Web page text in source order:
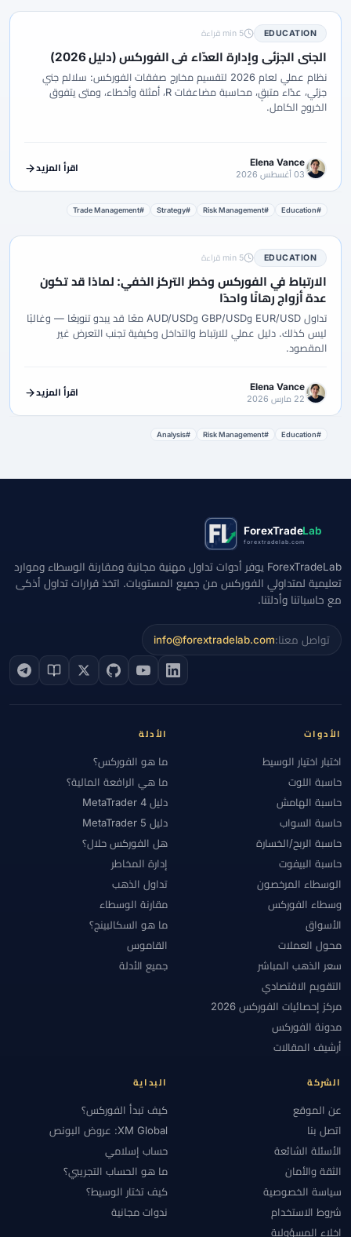
EDUCATION 5 min قراءة
الجني الجزئي وإدارة العدّاء في الفوركس (دليل 2026)
نظام عملي لعام 2026 لتقسيم مخارج صفقات الفوركس: سلالم جني
جزئي، عدّاء متبقٍ، محاسبة مضاعفات R، أمثلة وأخطاء، ومتى يتفوق
الخروج الكامل.
Elena Vance
03 أغسطس 2026
اقرأ المزيد
#Education
#Risk Management
#Strategy
#Trade Management
EDUCATION 5 min قراءة
الارتباط في الفوركس وخطر التركز الخفي: لماذا قد تكون
عدة أزواج رهانًا واحدًا
تداول EUR/USD وGBP/USD وAUD/USD معًا قد يبدو تنويعًا — وغالبًا
ليس كذلك. دليل عملي للارتباط والتداخل وكيفية تجنب التعرض غير
المقصود.
Elena Vance
22 مارس 2026
اقرأ المزيد
#Education
#Risk Management
#Analysis
ForexTradeLab
forextradelab.com
ForexTradeLab يوفر أدوات تداول مهنية مجانية ومقارنة الوسطاء وموارد
تعليمية لمتداولي الفوركس من جميع المستويات. اتخذ قرارات تداول أذكى
مع حاسباتنا وأدلتنا.
تواصل معنا:info@forextradelab.com
الأدوات
اختبار اختيار الوسيط
حاسبة اللوت
حاسبة الهامش
حاسبة السواب
حاسبة الربح/الخسارة
حاسبة البيفوت
الوسطاء المرخصون
وسطاء الفوركس
الأسواق
محول العملات
سعر الذهب المباشر
التقويم الاقتصادي
مركز إحصائيات الفوركس 2026
مدونة الفوركس
أرشيف المقالات
الأدلة
ما هو الفوركس؟
ما هي الرافعة المالية؟
دليل MetaTrader 4
دليل MetaTrader 5
هل الفوركس حلال؟
إدارة المخاطر
تداول الذهب
مقارنة الوسطاء
ما هو السكالبينج؟
القاموس
جميع الأدلة
الشركة
عن الموقع
اتصل بنا
الأسئلة الشائعة
الثقة والأمان
سياسة الخصوصية
شروط الاستخدام
إخلاء المسؤولية
البداية
كيف تبدأ الفوركس؟
XM Global: عروض البونص
حساب إسلامي
ما هو الحساب التجريبي؟
كيف تختار الوسيط؟
ندوات مجانية